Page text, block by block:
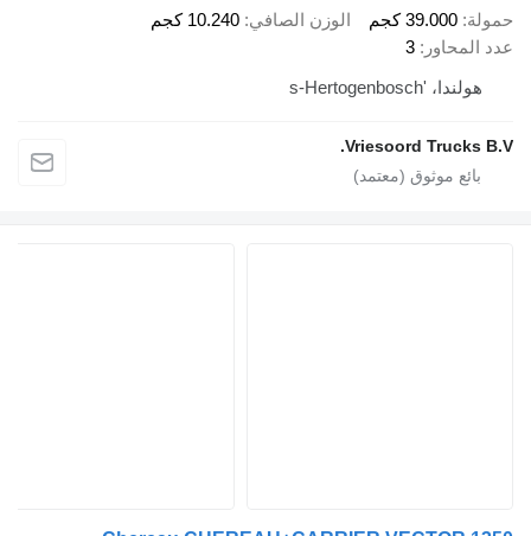
39.000 كجم الوزن الصافي 10.240 كجم
المحاور 3
هولندا، 's-Hertogenbosch
Vriesoord Trucks